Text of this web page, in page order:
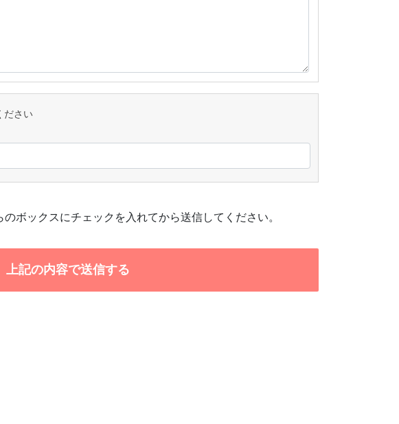
ださい
ボックスにチェックを入れてから送信してください。